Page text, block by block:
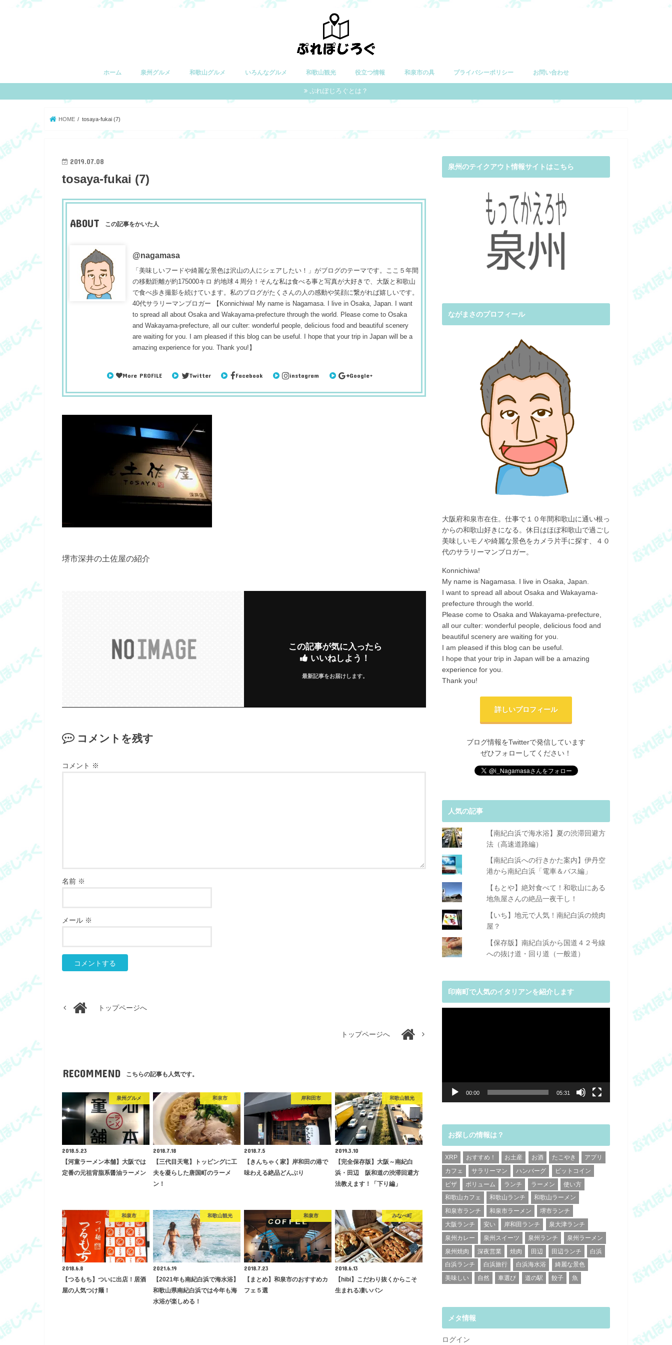
ホーム 泉州グルメ 和歌山グルメ いろんなグルメ 和歌山観光 役立つ情報 和泉市の具 プライバシーポリシー お問い合わせ
ぷれぽじろぐとは？
HOME tosaya-fukai (7)
2019.07.08
tosaya-fukai (7)
ABOUT この記事をかいた人
@nagamasa
「美味しいフードや綺麗な景色は沢山の人にシェアしたい！」がブログのテーマです。ここ５年間
の移動距離が約175000キロ 約地球４周分！そんな私は食べる事と写真が大好きで、大阪と和歌山
で食べ歩き撮影を続けています。私のブログがたくさんの人の感動や笑顔に繋がれば嬉しいです。
40代サラリーマンブロガー 【Konnichiwa! My name is Nagamasa. I live in Osaka, Japan. I want
to spread all about Osaka and Wakayama-prefecture through the world. Please come to Osaka
and Wakayama-prefecture, all our culter: wonderful people, delicious food and beautiful scenery
are waiting for you. I am pleased if this blog can be useful. I hope that your trip in Japan will be a
amazing experience for you. Thank you!】
More PROFILE Twitter Facebook instagram Google+
堺市深井の土佐屋の紹介
この記事が気に入ったら
いいねしよう！
最新記事をお届けします。
コメントを残す
コメント ※
名前 ※
メール ※
トップページへ
トップページへ
RECOMMEND こちらの記事も人気です。
泉州グルメ
2018.5.23
【河童ラーメン本舗】大阪では
定番の元祖背脂系醤油ラーメン
和泉市
2018.7.18
【三代目天竜】トッピングに工
夫を凝らした唐国町のラーメ
ン！
岸和田市
2018.7.5
【きんちゃく家】岸和田の港で
味わえる絶品どんぶり
和歌山観光
2019.3.10
【完全保存版】大阪～南紀白
浜・田辺 阪和道の渋滞回避方
法教えます！「下り編」
和泉市
2018.6.8
【つるもち】ついに出店！居酒
屋の人気つけ麺！
和歌山観光
2021.6.19
【2021年も南紀白浜で海水浴】
和歌山県南紀白浜では今年も海
水浴が楽しめる！
和泉市
2018.7.23
【まとめ】和泉市のおすすめカ
フェ５選
みなべ町
2018.6.13
【hibi】こだわり抜くからこそ
生まれる凄いパン
泉州のテイクアウト情報サイトはこちら
ながまさのプロフィール
大阪府和泉市在住。仕事で１０年間和歌山に通い根っ
からの和歌山好きになる。休日はほぼ和歌山で過ごし
美味しいモノや綺麗な景色をカメラ片手に探す、４０
代のサラリーマンブロガー。
Konnichiwa!
My name is Nagamasa. I live in Osaka, Japan.
I want to spread all about Osaka and Wakayama-
prefecture through the world.
Please come to Osaka and Wakayama-prefecture,
all our culter: wonderful people, delicious food and
beautiful scenery are waiting for you.
I am pleased if this blog can be useful.
I hope that your trip in Japan will be a amazing
experience for you.
Thank you!
詳しいプロフィール
ブログ情報をTwitterで発信しています
ぜひフォローしてください！
人気の記事
【南紀白浜で海水浴】夏の渋滞回避方
法（高速道路編）
【南紀白浜への行きかた案内】伊丹空
港から南紀白浜「電車＆バス編」
【もとや】絶対食べて！和歌山にある
地魚屋さんの絶品一夜干し！
【いち】地元で人気！南紀白浜の焼肉
屋？
【保存版】南紀白浜から国道４２号線
への抜け道・回り道（一般道）
印南町で人気のイタリアンを紹介します
00:00 05:31
お探しの情報は？
XRP おすすめ！ お土産 お酒 たこやき
アプリ
カフェ
サラリーマン ハンバーグ
ビットコイン
ピザ
ボリューム ランチ ラーメン
使い方
和歌山カフェ
和歌山ランチ
和歌山ラーメン
和泉市ランチ
和泉市ラーメン
堺市ランチ
大阪ランチ
安い 岸和田ランチ
泉大津ランチ
泉州カレー
泉州スイーツ 泉州ランチ
泉州ラーメン
泉州焼肉
深夜営業 焼肉 田辺 田辺ランチ
白浜
白浜ランチ
白浜旅行 白浜海水浴
綺麗な景色
美味しい
自然 車選び 道の駅 餃子 魚
メタ情報
ログイン